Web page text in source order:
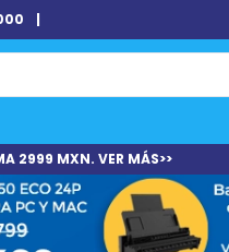
|
2999 MXN. VER MÁS>>